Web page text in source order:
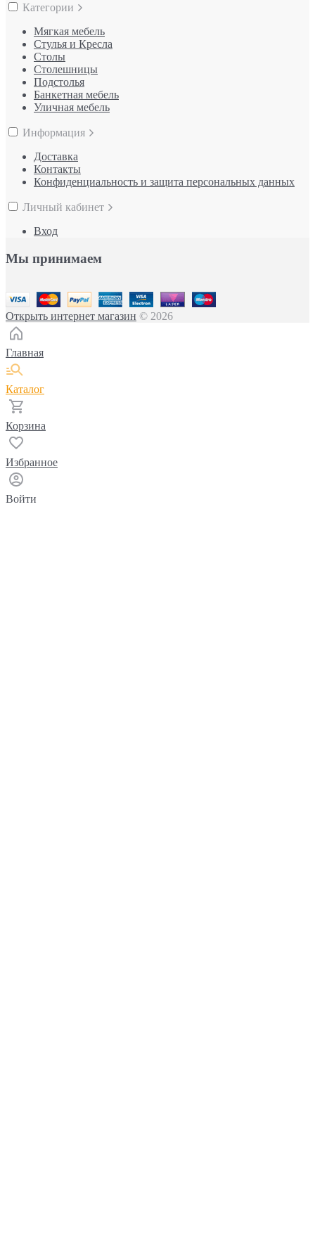
Категории
Мягкая мебель
Стулья и Кресла
Столы
Столешницы
Подстолья
Банкетная мебель
Уличная мебель
Информация
Доставка
Контакты
Конфиденциальность и защита персональных данных
Личный кабинет
Вход
Мы принимаем
Открыть интернет магазин © 2026
Главная
Каталог
Корзина
Избранное
Войти